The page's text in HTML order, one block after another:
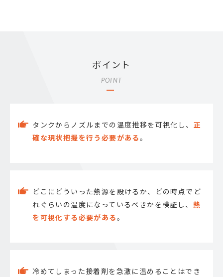
ポイント
POINT
タンクからノズルまでの温度推移を可視化し、 正
確な現状把握を行う必要がある。
どこにどういった熱源を設けるか、どの時点でど
れぐらいの温度になっているべきかを検証し、 熱
を可視化する必要がある。
冷めてしまった接着剤を急激に温めることはでき